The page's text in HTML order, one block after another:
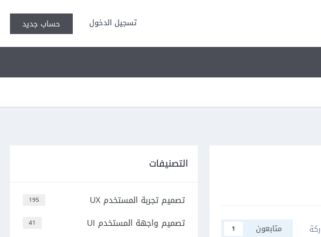
تسجيل الدخول حساب جديد
متابعون 1
التصنيفات
195 تصميم تجربة المستخدم UX
41 تصميم واجهة المستخدم UI